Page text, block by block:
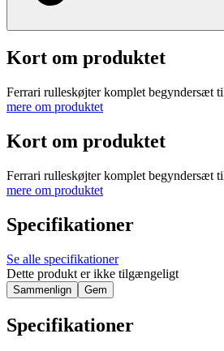
Kort om produktet
Ferrari rulleskøjter komplet begyndersæt
mere om produktet
Kort om produktet
Ferrari rulleskøjter komplet begyndersæt
mere om produktet
Specifikationer
Se alle specifikationer
Dette produkt er ikke tilgængeligt
Sammenlign Gem
Specifikationer